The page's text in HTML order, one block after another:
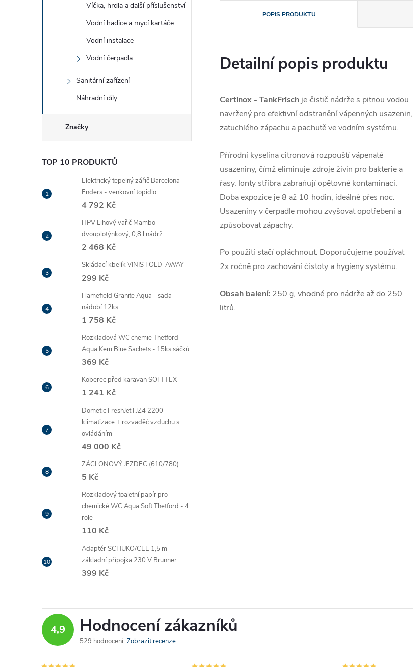
Víčka, hrdla a další příslušenství
Vodní hadice a mycí kartáče
Vodní instalace
Vodní čerpadla
Sanitární zařízení
Náhradní díly
Značky
TOP 10 PRODUKTŮ
Elektrický tepelný zářič Barcelona
Enders - venkovní topidlo
4 792 Kč
HPV Lihový vařič Mambo -
dvouplotýnkový, 0,8 l nádrž
2 468 Kč
Skládací kbelík VINIS FOLD-AWAY
299 Kč
Flamefield Granite Aqua - sada
nádobí 12ks
1 758 Kč
Rozkladová WC chemie Thetford
Aqua Kem Blue Sachets - 15ks sáčků
369 Kč
Koberec před karavan SOFTTEX -
1 241 Kč
Dometic FreshJet FJZ4 2200
klimatizace + rozvaděč vzduchu s
ovládáním
49 000 Kč
ZÁCLONOVÝ JEZDEC (610/780)
5 Kč
Rozkladový toaletní papír pro
chemické WC Aqua Soft Thetford - 4
role
110 Kč
Adaptér SCHUKO/CEE 1,5 m -
základní přípojka 230 V Brunner
399 Kč
POPIS PRODUKTU
Detailní popis produktu
Certinox - TankFrisch je čistič nádrže s pitnou vodou
navržený pro efektivní odstranění vápenných usazenin,
zatuchlého zápachu a pachutě ve vodním systému.
Přírodní kyselina citronová rozpouští vápenaté
usazeniny, čímž eliminuje zdroje živin pro bakterie a
řasy. Ionty stříbra zabraňují opětovné kontaminaci.
Doba expozice je 8 až 10 hodin, ideálně přes noc.
Usazeniny v čerpadle mohou zvyšovat opotřebení a
způsobovat zápachy.
Po použití stačí opláchnout. Doporučujeme používat
2x ročně pro zachování čistoty a hygieny systému.
Obsah balení: 250 g, vhodné pro nádrže až do 250
litrů.
4,9 Hodnocení zákazníků
529 hodnocení Zobrazit recenze